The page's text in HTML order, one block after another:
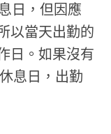
日，但因應
以當天出勤的
日。如果沒有
息日，出勤